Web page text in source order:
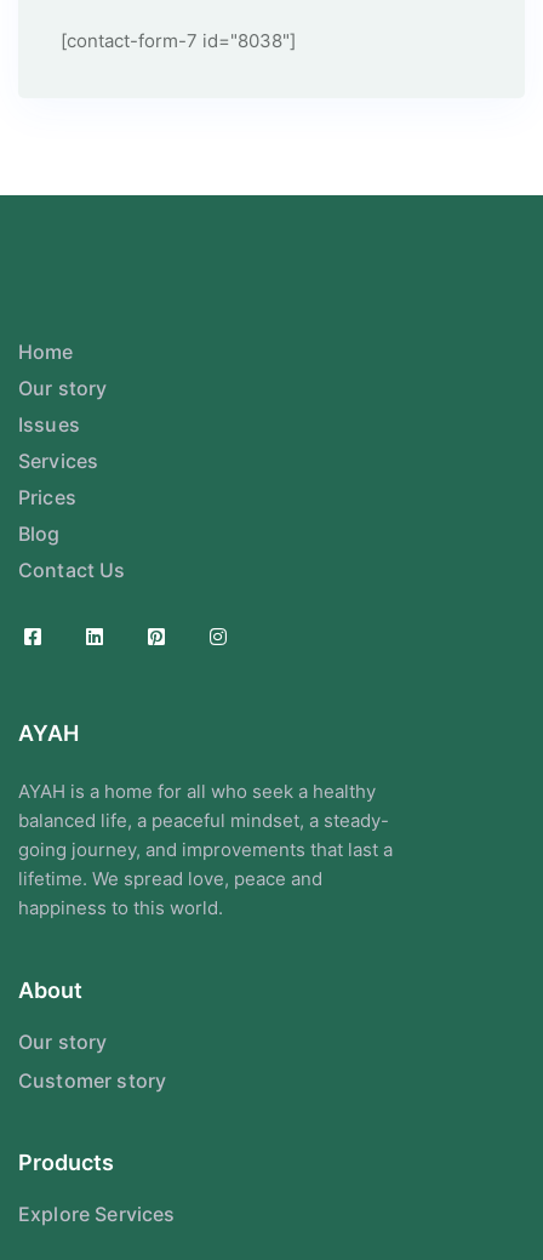
[contact-form-7 id="8038"]
Home
Our story
Issues
Services
Prices
Blog
Contact Us
AYAH
AYAH is a home for all who seek a healthy
balanced life, a peaceful mindset, a steady-
going journey, and improvements that last a
lifetime. We spread love, peace and
happiness to this world.
About
Our story
Customer story
Products
Explore Services